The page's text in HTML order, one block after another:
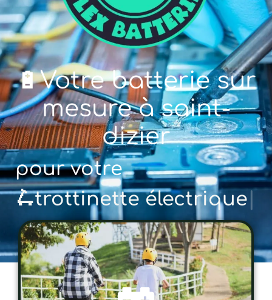
🔋Votre batterie sur
mesure à saint-
dizier
pour votre🚲 vé